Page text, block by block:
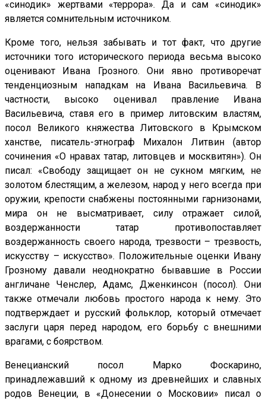
«синодик» жертвами «террора». Да и сам «синодик»
является сомнительным источником.
Кроме того, нельзя забывать и тот факт, что другие
источники того исторического периода весьма высоко
оценивают Ивана Грозного. Они явно противоречат
тенденциозным нападкам на Ивана Васильевича. В
частности, высоко оценивал правление Ивана
Васильевича, ставя его в пример литовским властям,
посол Великого княжества Литовского в Крымском
ханстве, писатель-этнограф Михалон Литвин (автор
сочинения «О нравах татар, литовцев и москвитян»). Он
писал: «Свободу защищает он не сукном мягким, не
золотом блестящим, а железом, народ у него всегда при
оружии, крепости снабжены постоянными гарнизонами,
мира он не высматривает, силу отражает силой,
воздержанности татар противопоставляет
воздержанность своего народа, трезвости – трезвость,
искусству – искусство». Положительные оценки Ивану
Грозному давали неоднократно бывавшие в России
англичане Ченслер, Адамс, Дженкинсон (посол). Они
также отмечали любовь простого народа к нему. Это
подтверждает и русский фольклор, который отмечает
заслуги царя перед народом, его борьбу с внешними
врагами, с боярством.
Венецианский посол Марко Фоскарино,
принадлежавший к одному из древнейших и славных
родов Венеции, в «Донесении о Московии» писал о